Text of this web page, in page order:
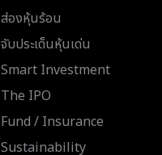
ส่องหุ้นร้อน
จับประเด็นหุ้นเด่น
Smart Investment
The IPO
Fund / Insurance
Sustainability